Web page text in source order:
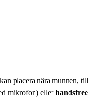
placera nära munnen, till
mikrofon) ellerhandsfree